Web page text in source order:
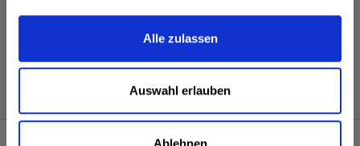
Alle zulassen
Auswahl erlauben
Ablehnen
Orten und Postleitzahl-Gebieten geliefert